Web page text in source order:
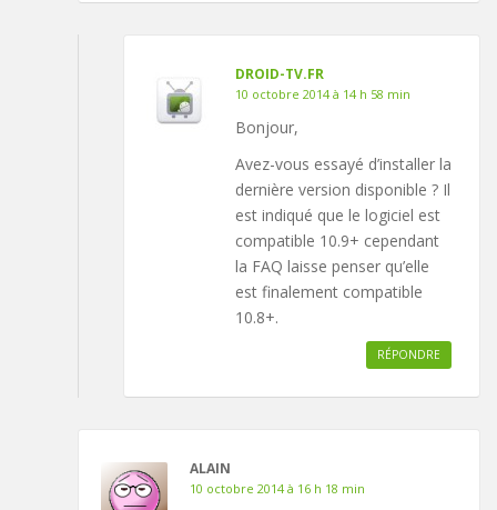
DROID-TV.FR
10 octobre 2014 à 14 h 58 min
Bonjour,
Avez-vous essayé d’installer la
dernière version disponible ? Il
est indiqué que le logiciel est
compatible 10.9+ cependant
la FAQ laisse penser qu’elle
est finalement compatible
10.8+.
RÉPONDRE
ALAIN
10 octobre 2014 à 16 h 18 min